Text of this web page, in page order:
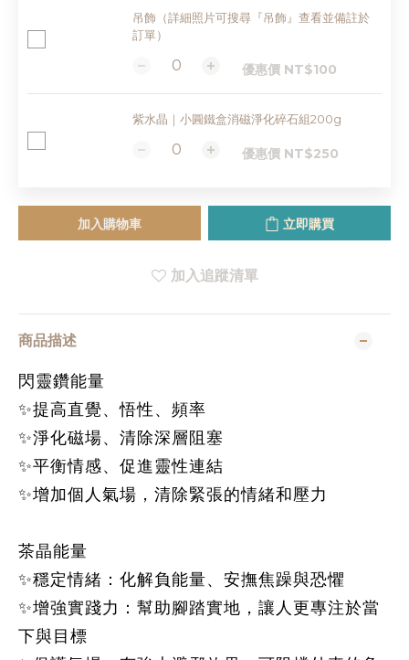
吊飾（詳細照片可搜尋『吊飾』查看並備註於
訂單）
優惠價 NT$100
紫水晶｜小圓鐵盒消磁淨化碎石組200g
優惠價 NT$250
加入購物車 立即購買
加入追蹤清單
商品描述
閃靈鑽能量
✨提高直覺、悟性、頻率
✨淨化磁場、清除深層阻塞
✨平衡情感、促進靈性連結
✨增加個人氣場，清除緊張的情緒和壓力
茶晶能量
✨穩定情緒 ：化解負能量、安撫焦躁與恐懼
✨增強實踐力 ：幫助腳踏實地，讓人更專注於當
下與目標